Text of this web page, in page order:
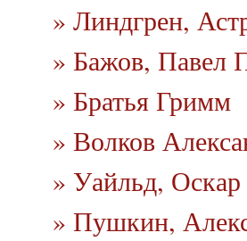
» Линдгрен,
» Бажов, Павел
» Братья Гримм
» Волков
» Уайльд, Оскар
» Пушкин,